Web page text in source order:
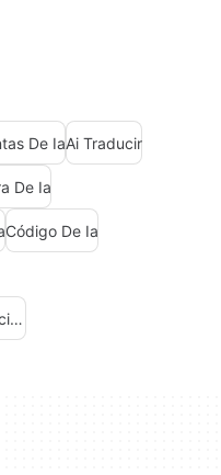
De IaAi Traducir
De Ia
Código De Ia
Mejor Ia Para Ayudar Con La Codificación